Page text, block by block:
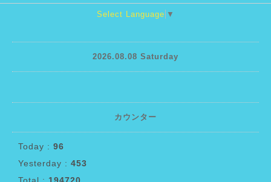
Select Language ▼
2026.08.08 Saturday
カウンター
Today : 96
Yesterday : 453
Total : 194720